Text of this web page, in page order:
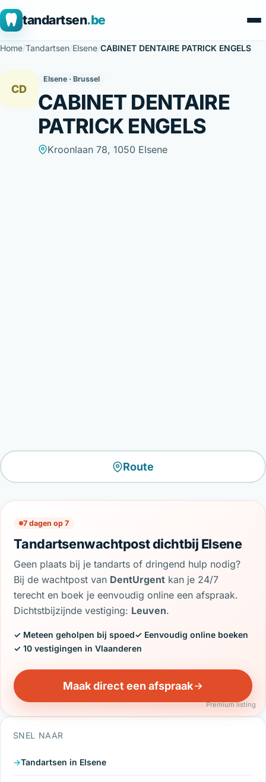
tandartsen.be
Home/Tandartsen/Elsene/CABINET DENTAIRE PATRICK ENGELS
CD
Elsene · Brussel
CABINET DENTAIRE
PATRICK ENGELS
Kroonlaan 78, 1050 Elsene
Route
7 dagen op 7
Tandartsenwachtpost dichtbij Elsene
Geen plaats bij je tandarts of dringend hulp nodig?
Bij de wachtpost van DentUrgent kan je 24/7
terecht en boek je eenvoudig online een afspraak.
Dichtstbijzijnde vestiging: Leuven.
✓ Meteen geholpen bij spoed✓ Eenvoudig online boeken
✓ 10 vestigingen in Vlaanderen
Maak direct een afspraak
Premium listing
SNEL NAAR
Tandartsen in Elsene